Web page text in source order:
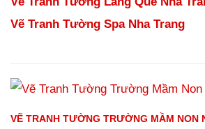
Vẽ Tranh Tường Spa Nha Trang
VẼ TRANH TƯỜNG TRƯỜNG MẦM NON